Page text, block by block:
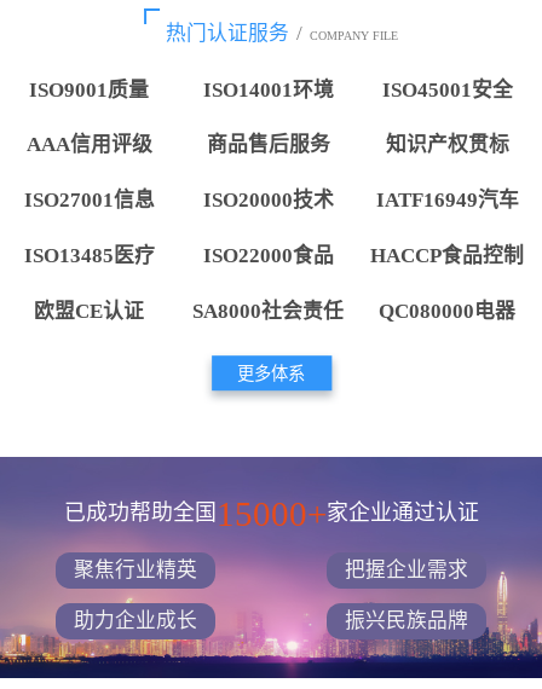
热门认证服务 / COMPANY FILE
ISO9001质量 ISO14001环境 ISO45001安全
AAA信用评级 商品售后服务 知识产权贯标
ISO27001信息 ISO20000技术 IATF16949汽车
ISO13485医疗 ISO22000食品 HACCP食品控制
欧盟CE认证 SA8000社会责任 QC080000电器
更多体系
已成功帮助全国 15000+家企业通过认证
聚焦行业精英 把握企业需求
助力企业成长 振兴民族品牌